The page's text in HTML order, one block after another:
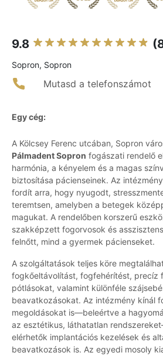
9.8
Sopron, Sopron
Mutasd a telefonszámot
Egy cég:
A Kölcsey Ferenc utcában, Sopron
Pálmadent Sopron fogászati rendelő
harmónia, a kényelem és a magas
biztosítása pácienseinek. Az
fordít arra, hogy nyugodt,
teremtsen, amelyben a betegek
magukat. A rendelőben korszerű
szakképzett fogorvosok és
felnőtt, mind a gyermek pácienseket.
A szolgáltatások teljes köre
fogkőeltávolítást, fogfehérítést, precíz
pótlásokat, valamint különféle
beavatkozásokat. Az intézmény kínál
megoldásokat is—beleértve a
az esztétikus, láthatatlan
elérhetők implantációs kezelések és
beavatkozások is. Az egyedi mosoly